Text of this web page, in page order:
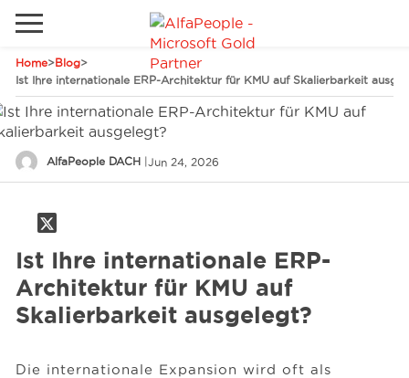
Home>Blog>
Ist Ihre internationale ERP-Architektur für KMU auf Skalierbarkeit
AlfaPeople DACH |Jun 24, 2026
Ist Ihre internationale ERP-
Architektur für KMU auf
Skalierbarkeit ausgelegt?
Die internationale Expansion wird oft als
Industrie
Telefon Email
Lokale Website
Global
Deutschland
Spanien